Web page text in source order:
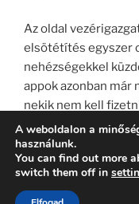
Az oldal
elsötétítés egyszer
nehézségekkel
appok azonban
nekik nem kell
Köszönjük WordPress!
A weboldalon a
használunk.
You can find out more
switch them off in